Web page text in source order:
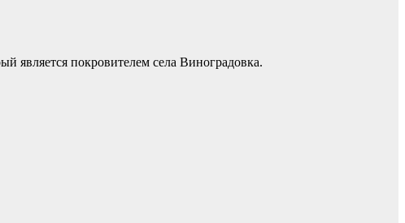
является покровителем села Виноградовка.